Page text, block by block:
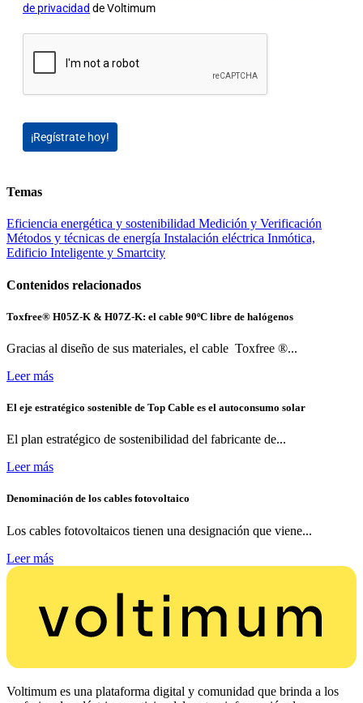
de privacidad de Voltimum
¡Regístrate hoy!
Temas
Eficiencia energética y sostenibilidad Medición y Verificación
Métodos y técnicas de energía Instalación eléctrica Inmótica,
Edificio Inteligente y Smartcity
Contenidos relacionados
Toxfree® H05Z-K & H07Z-K: el cable 90ºC libre de halógenos
Gracias al diseño de sus materiales, el cable Toxfree ®...
Leer más
El eje estratégico sostenible de Top Cable es el autoconsumo solar
El plan estratégico de sostenibilidad del fabricante de...
Leer más
Denominación de los cables fotovoltaico
Los cables fotovoltaicos tienen una designación que viene...
Leer más
Voltimum es una plataforma digital y comunidad que brinda a los